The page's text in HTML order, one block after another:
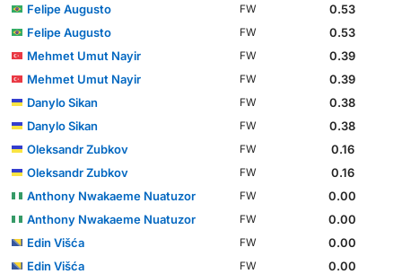
Felipe Augusto
FW
0.53
Felipe Augusto
FW
0.53
Mehmet Umut Nayir
FW
0.39
Mehmet Umut Nayir
FW
0.39
Danylo Sikan
FW
0.38
Danylo Sikan
FW
0.38
Oleksandr Zubkov
FW
0.16
Oleksandr Zubkov
FW
0.16
Anthony Nwakaeme Nuatuzor
FW
0.00
Anthony Nwakaeme Nuatuzor
FW
0.00
Edin Višća
FW
0.00
Edin Višća
FW 0.00